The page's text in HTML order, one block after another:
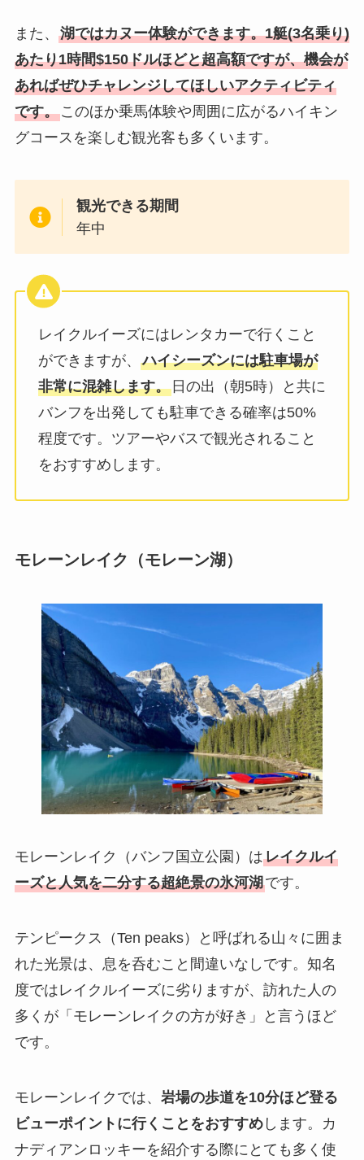
また、 湖ではカヌー体験ができます。1艇(3名乗り)
あたり1時間$150ドルほどと超高額ですが、機会が
あればぜひチャレンジしてほしいアクティビティ
です。このほか乗馬体験や周囲に広がるハイキン
グコースを楽しむ観光客も多くいます。
観光できる期間
年中
レイクルイーズにはレンタカーで行くこと
ができますが、 ハイシーズンには駐車場が
非常に混雑します。日の出（朝5時）と共に
バンフを出発しても駐車できる確率は50%
程度です。ツアーやバスで観光されること
をおすすめします。
モレーンレイク（モレーン湖）
モレーンレイク（バンフ国立公園）はレイクルイ
ーズと人気を二分する超絶景の氷河湖です。
テンピークス（Ten peaks）と呼ばれる山々に囲ま
れた光景は、息を呑むこと間違いなしです。知名
度ではレイクルイーズに劣りますが、訪れた人の
多くが「モレーンレイクの方が好き」と言うほど
です。
モレーンレイクでは、 岩場の歩道を10分ほど登る
ビューポイントに行くことをおすすめします。カ
ナディアンロッキーを紹介する際にとても多く使